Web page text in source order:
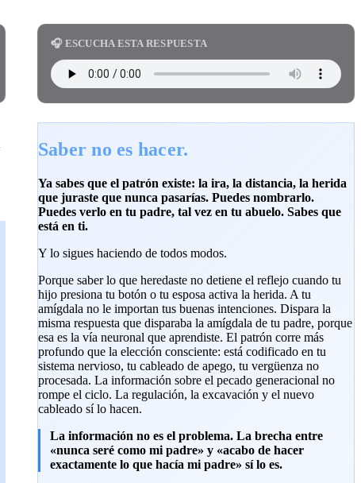
🎧 ESCUCHA ESTA RESPUESTA
Saber no es hacer.
Ya sabes que el patrón existe: la ira, la distancia, la herida
que juraste que nunca pasarías. Puedes nombrarlo.
Puedes verlo en tu padre, tal vez en tu abuelo. Sabes que
está en ti.
Y lo sigues haciendo de todos modos.
Porque saber lo que heredaste no detiene el reflejo cuando tu
hijo presiona tu botón o tu esposa activa la herida. A tu
amígdala no le importan tus buenas intenciones. Dispara la
misma respuesta que disparaba la amígdala de tu padre, porque
esa es la vía neuronal que aprendiste. El patrón corre más
profundo que la elección consciente: está codificado en tu
sistema nervioso, tu cableado de apego, tu vergüenza no
procesada. La información sobre el pecado generacional no
rompe el ciclo. La regulación, la excavación y el nuevo
cableado sí lo hacen.
La información no es el problema. La brecha entre
«nunca seré como mi padre» y «acabo de hacer
exactamente lo que hacía mi padre» sí lo es.